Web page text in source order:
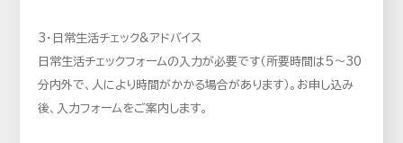
3・日常生活チェック&アドバイス
日常生活チェックフォームの入力が必要です（所要時間は5～30
分内外で、人により時間がかかる場合があります）。お申し込み
後、入力フォームをご案内します。